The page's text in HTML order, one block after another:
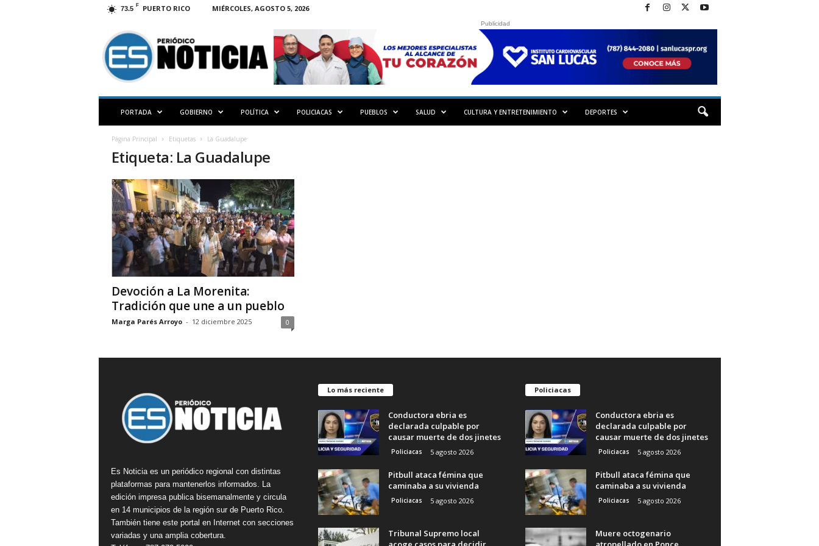
73.5 F PUERTO RICO MIÉRCOLES, AGOSTO 5, 2026
S
N
O
Publicidad
PORTADA GOBIERNO POLÍTICA POLICIACAS PUEBLOS SALUD CULTURA Y ENTRETENIMIENTO DEPORTES
Página Principal Etiquetas La Guadalupe
Etiqueta: La Guadalupe
Devoción a La Morenita:
Tradición que une a un pueblo
Marga Parés Arroyo - 12 diciembre 2025 0
Es Noticia es un periódico regional con distintas
plataformas para mantenerlos informados. La
edición impresa publica bisemanalmente y circula
en 14 municipios de la región sur de Puerto Rico.
También tiene este portal en Internet con secciones
variadas y una amplia cobertura.
Lo más reciente
Conductora ebria es
declarada culpable por
causar muerte de dos jinetes
Policiacas 5 agosto 2026
Pitbull ataca fémina que
caminaba a su vivienda
Policiacas 5 agosto 2026
Tribunal Supremo local
Policiacas
Conductora ebria es
declarada culpable por
causar muerte de dos jinetes
Policiacas 5 agosto 2026
Pitbull ataca fémina que
caminaba a su vivienda
Policiacas 5 agosto 2026
Muere octogenario